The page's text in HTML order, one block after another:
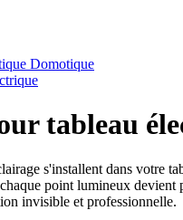
Domotique
tableau
s'installent dans votre
point lumineux
invisible et professionnelle.